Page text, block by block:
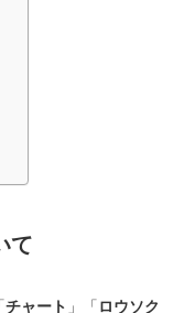
て
チャート 」「 ロウソク